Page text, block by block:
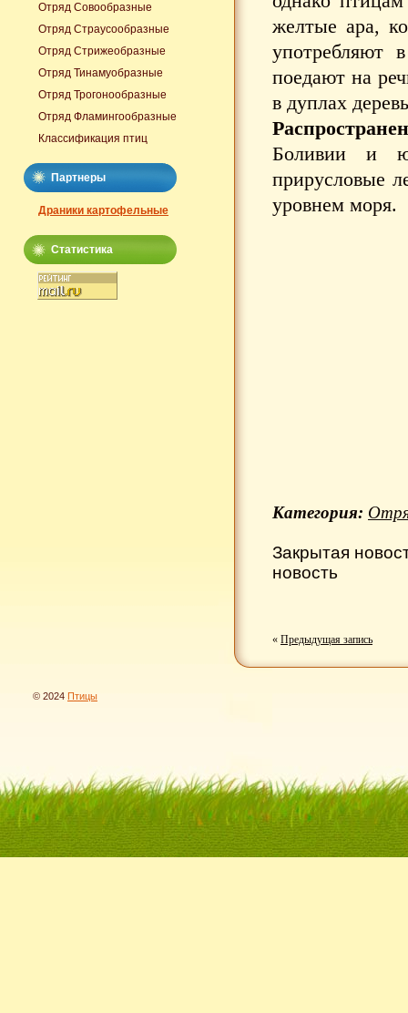
желтые ара,
употребляют
поедают на
в дуплах
Боливии и
прирусловые
уровнем моря.
Категория:
Закрытая
новость
« Предыдущая запись
Отряд Совообразные
Отряд Страусообразные
Отряд Стрижеобразные
Отряд Тинамуобразные
Отряд Трогонообразные
Отряд Фламингообразные
Классификация птиц
Партнеры
Драники картофельные
Статистика
© 2024 Птицы